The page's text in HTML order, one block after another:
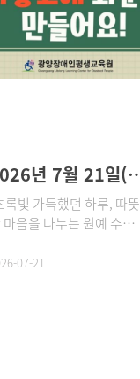
2026년 7월 21일(화) 선
록빛 가득했던 하루, 따뜻
마음을 나누는 원예 수업
인 학습자분들과 함께
07-21